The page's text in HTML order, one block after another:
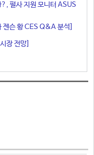
펄사 지원 모니터 ASUS
슨 황 CES Q&A 분석]
장 전망]